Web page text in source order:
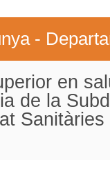
-
en
de la